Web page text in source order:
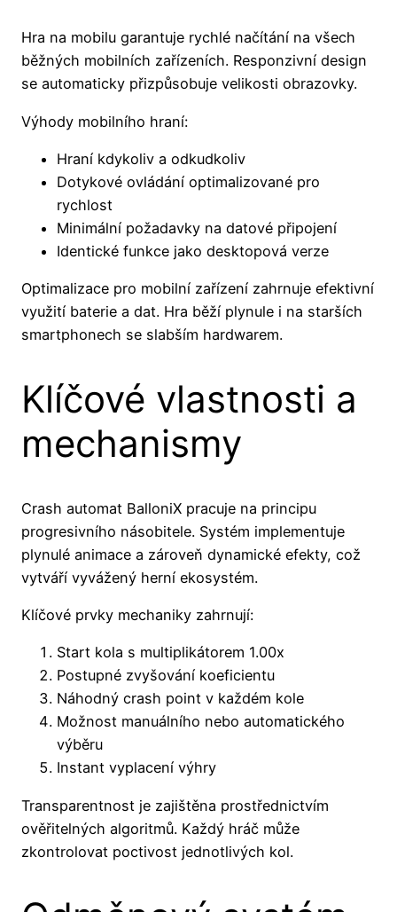
Hra na mobilu garantuje rychlé načítání na všech
běžných mobilních zařízeních. Responzivní design
se automaticky přizpůsobuje velikosti obrazovky.
Výhody mobilního hraní:
Hraní kdykoliv a odkudkoliv
Dotykové ovládání optimalizované pro
rychlost
Minimální požadavky na datové připojení
Identické funkce jako desktopová verze
Optimalizace pro mobilní zařízení zahrnuje efektivní
využití baterie a dat. Hra běží plynule i na starších
smartphonech se slabším hardwarem.
Klíčové vlastnosti a
mechanismy
Crash automat BalloniX pracuje na principu
progresivního násobitele. Systém implementuje
plynulé animace a zároveň dynamické efekty, což
vytváří vyvážený herní ekosystém.
Klíčové prvky mechaniky zahrnují:
Start kola s multiplikátorem 1.00x
Postupné zvyšování koeficientu
Náhodný crash point v každém kole
Možnost manuálního nebo automatického
výběru
Instant vyplacení výhry
Transparentnost je zajištěna prostřednictvím
ověřitelných algoritmů. Každý hráč může
zkontrolovat poctivost jednotlivých kol.